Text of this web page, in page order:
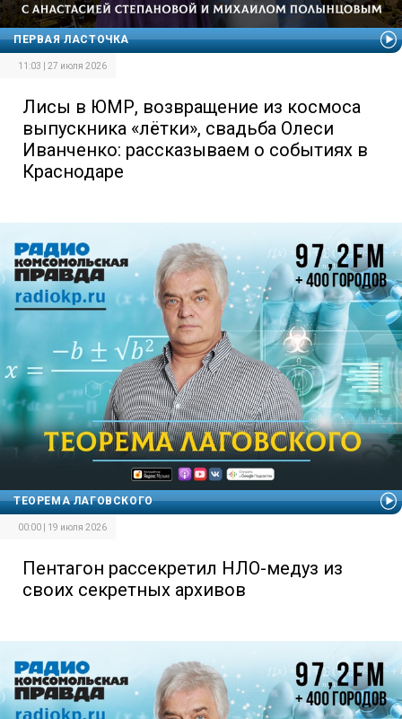
ПЕРВАЯ ЛАСТОЧКА
11:03 | 27 июля 2026
Лисы в ЮМР, возвращение из космоса
выпускника «лётки», свадьба Олеси
Иванченко: рассказываем о событиях в
Краснодаре
ТЕОРЕМА ЛАГОВСКОГО
00:00 | 19 июля 2026
Пентагон рассекретил НЛО-медуз из
своих секретных архивов